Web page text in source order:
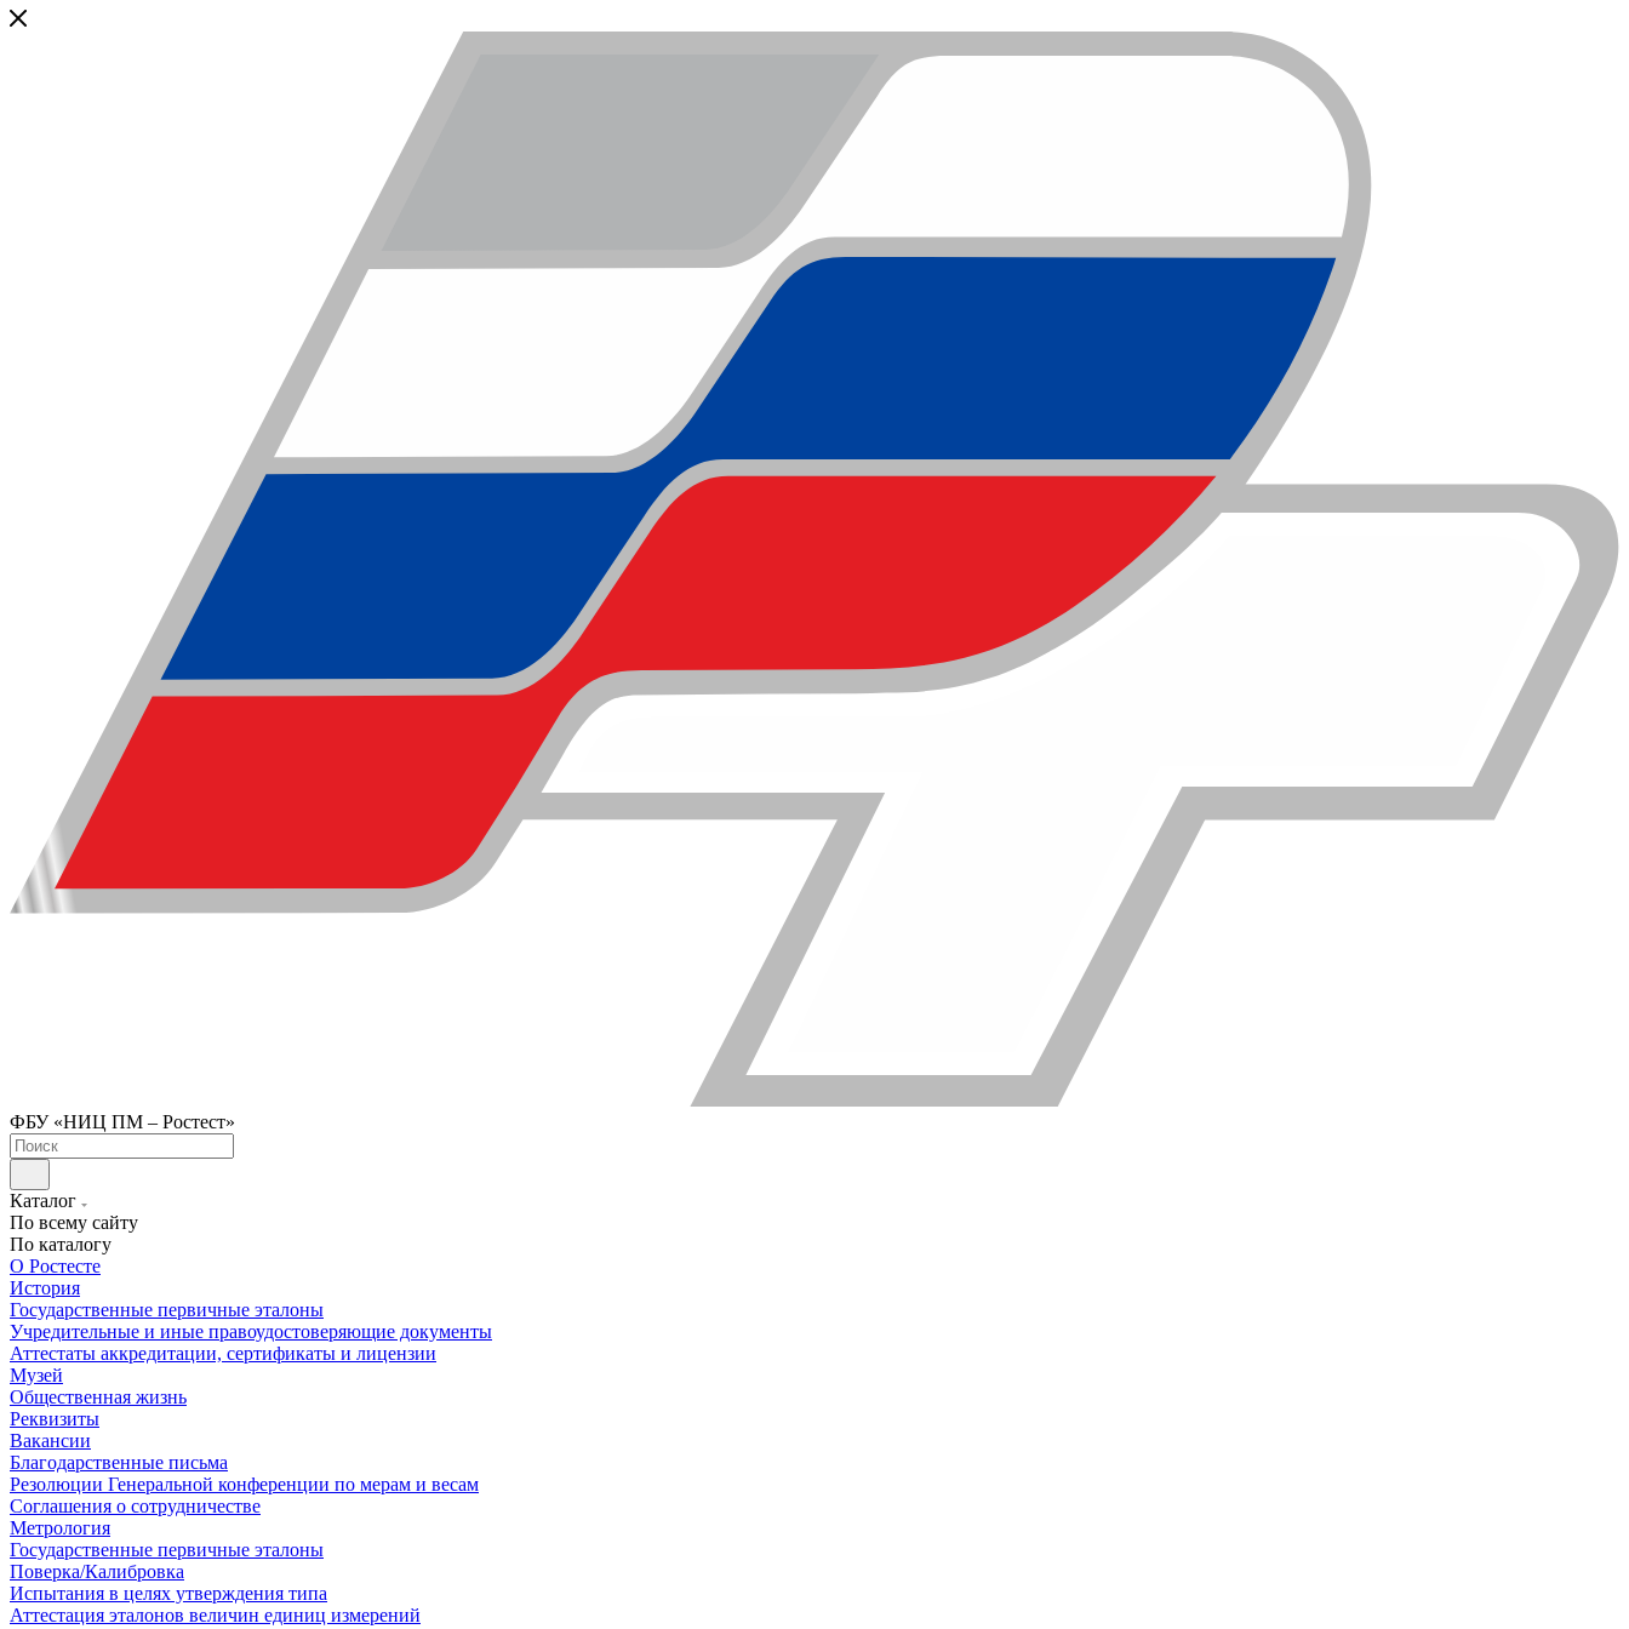
ФБУ «НИЦ ПМ – Ростест»
Каталог
По всему сайту
По каталогу
О Ростесте
История
Государственные первичные эталоны
Учредительные и иные правоудостоверяющие документы
Аттестаты аккредитации, сертификаты и лицензии
Музей
Общественная жизнь
Реквизиты
Вакансии
Благодарственные письма
Резолюции Генеральной конференции по мерам и весам
Соглашения о сотрудничестве
Метрология
Государственные первичные эталоны
Поверка/Калибровка
Испытания в целях утверждения типа
Аттестация эталонов величин единиц измерений